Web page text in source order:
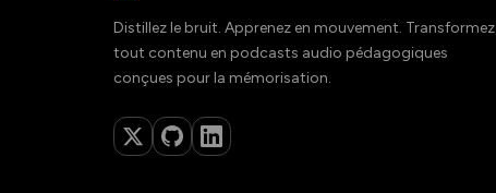
Distillez le bruit. Apprenez en mouvement. Transformez
tout contenu en podcasts audio pédagogiques
conçues pour la mémorisation.